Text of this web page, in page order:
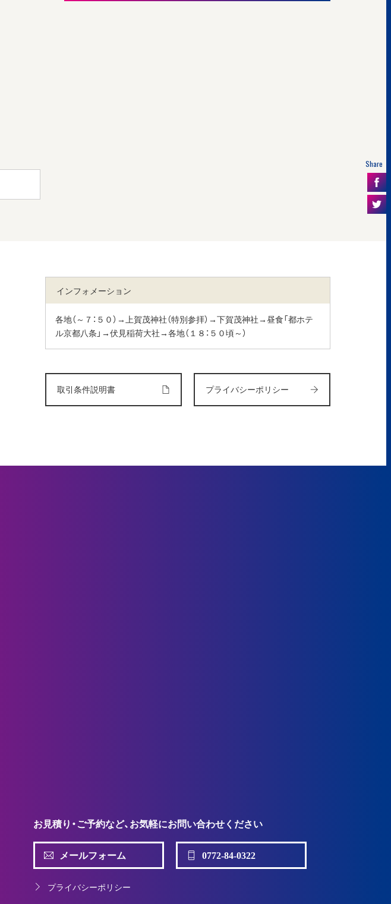
Share
インフォメーション
各地（～７：５０）→上賀茂神社（特別参拝）→下賀茂神社→昼食「都ホテ
ル京都八条」→伏見稲荷大社→各地（１８：５０頃～）
取引条件説明書 プライバシーポリシー
お見積り・ご予約など、お気軽にお問い合わせください
メールフォーム 0772-84-0322
プライバシーポリシー